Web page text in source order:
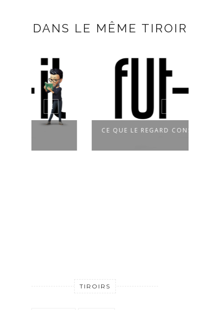
DANS LE MÊME TIROIR
CE QUE LE REGARD CONSENT
TIROIRS